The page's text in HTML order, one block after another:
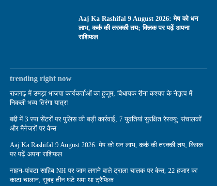
Aaj Ka Rashifal 9 August 2026: मेष को धन
लाभ, कर्क की तरक्की तय; क्लिक पर पढ़ें अपना
राशिफल
trending right now
राजगढ़ में उमड़ा भाजपा कार्यकर्ताओं का हुजूम, विधायक रीना कश्यप के नेतृत्व में
निकली भव्य तिरंगा यात्रा
बद्दी में 3 स्पा सेंटरों पर पुलिस की बड़ी कार्रवाई, 7 युवतियां सुरक्षित रेस्क्यू; संचालकों
और मैनेजरों पर केस
Aaj Ka Rashifal 9 August 2026: मेष को धन लाभ, कर्क की तरक्की तय; क्लिक
पर पढ़ें अपना राशिफल
नाहन-पांवटा साहिब NH पर जाम लगाने वाले ट्राला चालक पर केस, 22 हजार का
काटा चालान, सुबह तीन घंटे थमा था ट्रैफिक